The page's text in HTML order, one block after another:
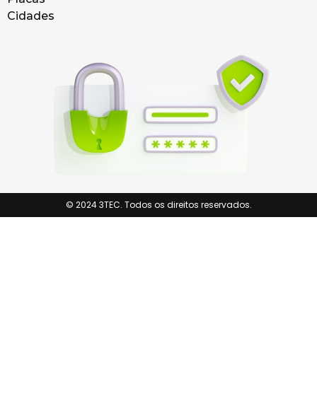
Cidades
© 2024 3TEC. Todos os direitos reservados.